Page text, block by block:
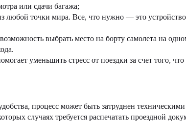
или сдачи багажа;
любой точки мира. Все, что нужно — это
выбрать место на борту самолета на
уменьшить стресс от поездки за счет того,
процесс может быть затруднен
случаях требуется распечатать проездной